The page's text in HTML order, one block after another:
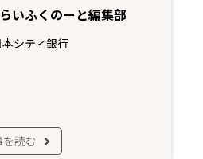
いふくのーと編集部
シティ銀行
読む